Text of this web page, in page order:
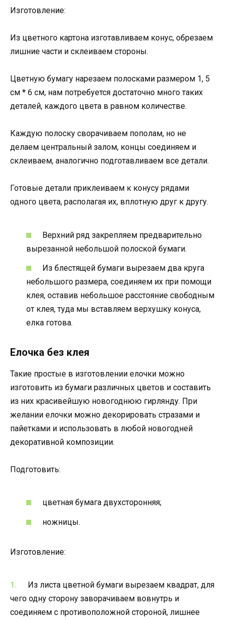
Изготовление:
Из цветного картона изготавливаем конус, обрезаем
лишние части и склеиваем стороны.
Цветную бумагу нарезаем полосками размером 1, 5
см * 6 см, нам потребуется достаточно много таких
деталей, каждого цвета в равном количестве.
Каждую полоску сворачиваем пополам, но не
делаем центральный залом, концы соединяем и
склеиваем, аналогично подготавливаем все детали.
Готовые детали приклеиваем к конусу рядами
одного цвета, располагая их, вплотную друг к другу.
Верхний ряд закрепляем предварительно
вырезанной небольшой полоской бумаги.
Из блестящей бумаги вырезаем два круга
небольшого размера, соединяем их при помощи
клея, оставив небольшое расстояние свободным
от клея, туда мы вставляем верхушку конуса,
елка готова.
Елочка без клея
Такие простые в изготовлении елочки можно
изготовить из бумаги различных цветов и составить
из них красивейшую новогоднюю гирлянду. При
желании елочки можно декорировать стразами и
пайетками и использовать в любой новогодней
декоративной композиции.
Подготовить:
цветная бумага двухсторонняя;
ножницы.
Изготовление:
Из листа цветной бумаги вырезаем квадрат, для
чего одну сторону заворачиваем вовнутрь и
соединяем с противоположной стороной, лишнее